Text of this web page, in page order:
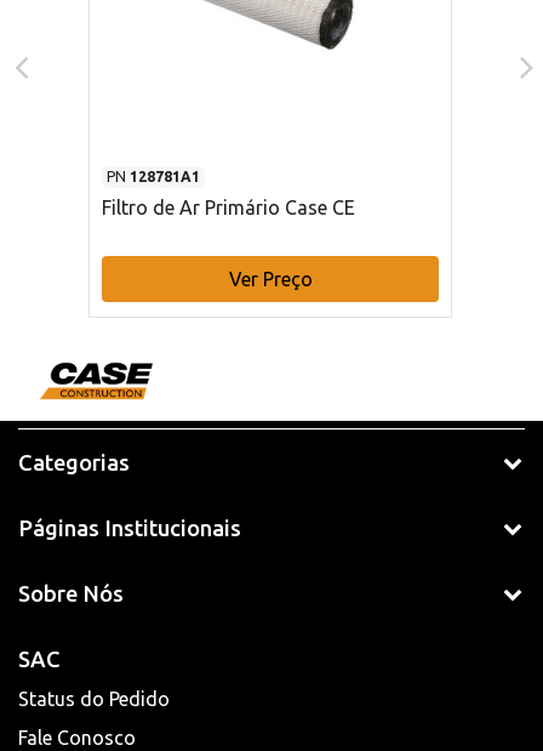
PN 128781A1
Filtro de Ar Primário Case CE
Ver Preço
Categorias
Páginas Institucionais
Sobre Nós
SAC
Status do Pedido
Fale Conosco